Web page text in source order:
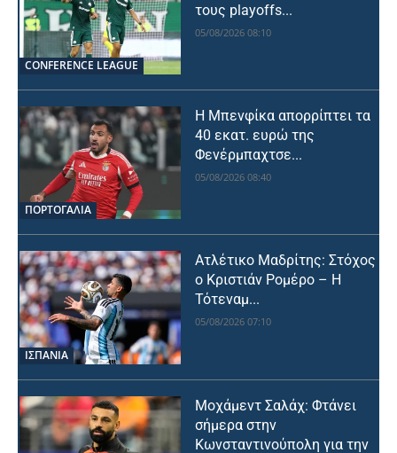
CONFERENCE LEAGUE
τους playoffs...
05/08/2026 08:10
ΠΟΡΤΟΓΑΛΙΑ
Η Μπενφίκα απορρίπτει τα
40 εκατ. ευρώ της
Φενέρμπαχτσε...
05/08/2026 08:40
ΙΣΠΑΝΙΑ
Ατλέτικο Μαδρίτης: Στόχος
ο Κριστιάν Ρομέρο – Η
Τότεναμ...
05/08/2026 07:10
Μοχάμεντ Σαλάχ: Φτάνει
σήμερα στην
Κωνσταντινούπολη για την